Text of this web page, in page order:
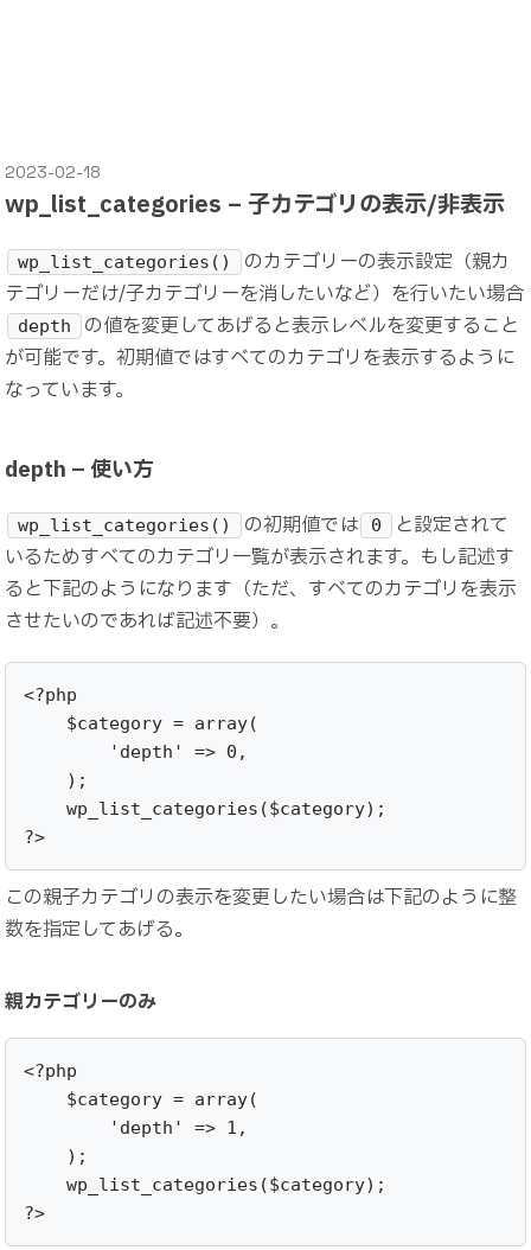
2023-02-18
wp_list_categories – 子カテゴリの表示/非表示
wp_list_categories()
のカテゴリーの表示設定（親カ
テゴリーだけ/子カテゴリーを消したいなど）を行いたい場合
depth
の値を変更してあげると表示レベルを変更すること
が可能です。初期値ではすべてのカテゴリを表示するように
なっています。
depth – 使い方
wp_list_categories() の初期値では 0
と設定されて
いるためすべてのカテゴリ一覧が表示されます。もし記述す
ると下記のようになります（ただ、すべてのカテゴリを表示
させたいのであれば記述不要）。
<?php
    $category = array(
        'depth' => 0,
    );
    wp_list_categories($category);
?>
この親子カテゴリの表示を変更したい場合は下記のように整
数を指定してあげる。
親カテゴリーのみ
<?php
    $category = array(
        'depth' => 1,
    );
    wp_list_categories($category);
?>